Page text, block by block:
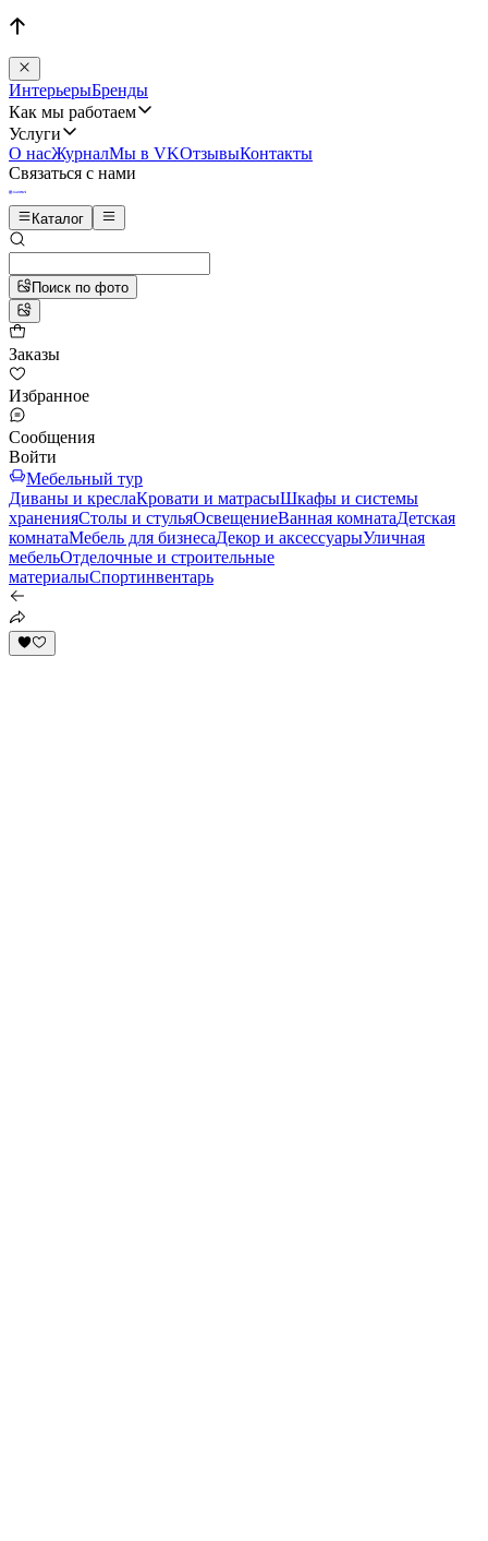
ИнтерьерыБренды
Как мы работаем
Услуги
О насЖурналМы в VKОтзывыКонтакты
Связаться с нами
Каталог
Поиск по фото
Заказы
Избранное
Сообщения
Войти
Мебельный тур
Диваны и креслаКровати и матрасыШкафы и системы
храненияСтолы и стульяОсвещениеВанная комнатаДетская
комнатаМебель для бизнесаДекор и аксессуарыУличная
мебельОтделочные и строительные
материалыСпортинвентарь